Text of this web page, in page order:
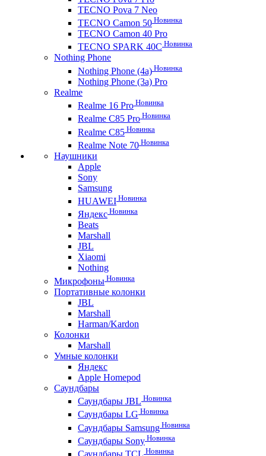
TECNO Pova 7 Neo
TECNO Camon 50 Новинка
TECNO Camon 40 Pro
TECNO SPARK 40C Новинка
Nothing Phone
Nothing Phone (4a) Новинка
Nothing Phone (3a) Pro
Realme
Realme 16 Pro Новинка
Realme C85 Pro Новинка
Realme C85 Новинка
Realme Note 70 Новинка
Наушники
Apple
Sony
Samsung
HUAWEI Новинка
Яндекс Новинка
Beats
Marshall
JBL
Xiaomi
Nothing
Микрофоны Новинка
Портативные колонки
JBL
Marshall
Harman/Kardon
Колонки
Marshall
Умные колонки
Яндекс
Apple Homepod
Саундбары
Саундбары JBL Новинка
Саундбары LG Новинка
Саундбары Samsung Новинка
Саундбары Sony Новинка
Новинка